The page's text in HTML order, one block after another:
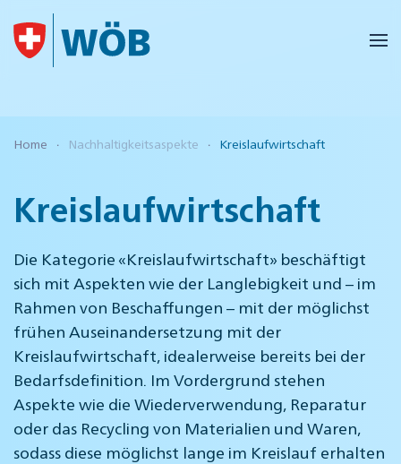
Skip to main content
Home Nachhaltigkeitsaspekte Kreislaufwirtschaft
Kreislaufwirtschaft
Die Kategorie «Kreislaufwirtschaft» beschäftigt
sich mit Aspekten wie der Langlebigkeit und – im
Rahmen von Beschaffungen – mit der möglichst
frühen Auseinandersetzung mit der
Kreislaufwirtschaft, idealerweise bereits bei der
Bedarfsdefinition. Im Vordergrund stehen
Aspekte wie die Wiederverwendung, Reparatur
oder das Recycling von Materialien und Waren,
sodass diese möglichst lange im Kreislauf erhalten